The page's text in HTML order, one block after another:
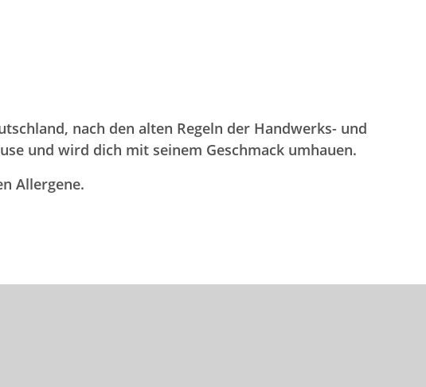
nach den alten Regeln der Handwerks- und
und wird dich mit seinem Geschmack umhauen.
Allergene.